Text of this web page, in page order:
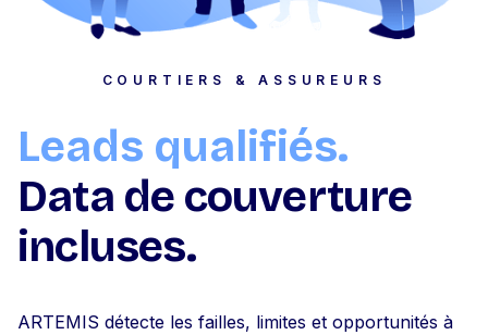
COURTIERS & ASSUREURS
Leads qualifiés.
Data de couverture
incluses.
ARTEMIS détecte les failles, limites et opportunités à